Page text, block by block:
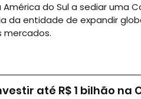
do Sul a sediar uma
da entidade de expandir
mercados.
até R$ 1 bilhão na